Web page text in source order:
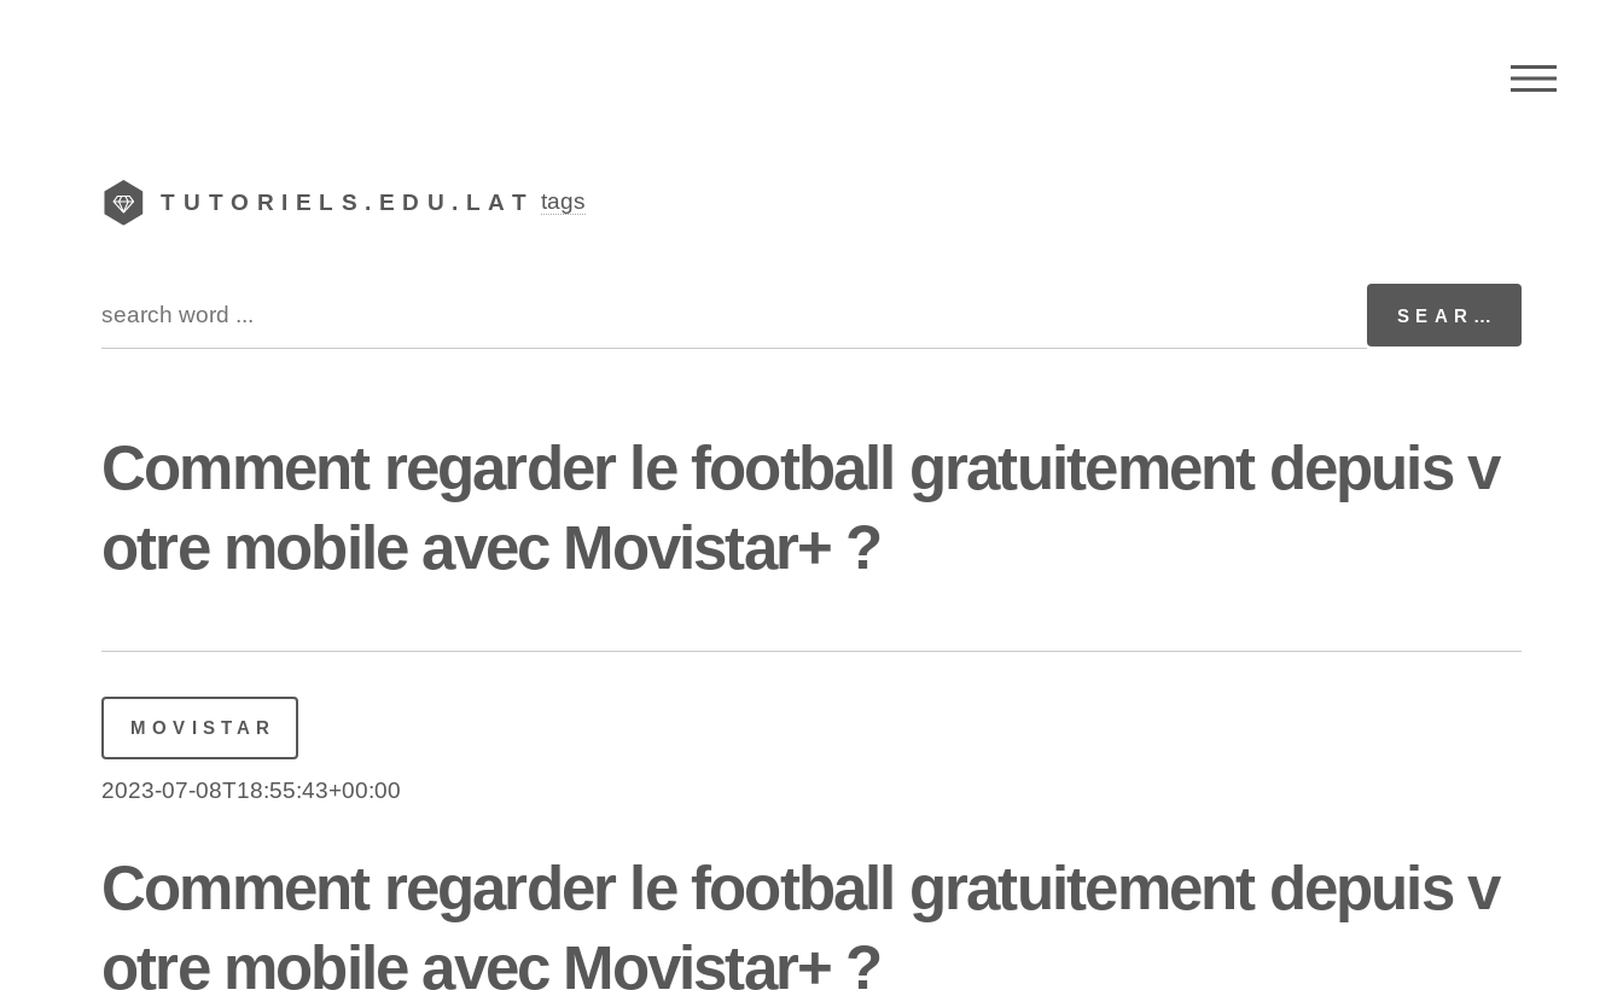
TUTORIELS.EDU.LAT tags
Comment regarder le football gratuitement depuis v
otre mobile avec Movistar+ ?
MOVISTAR
2023-07-08T18:55:43+00:00
Comment regarder le football gratuitement depuis v
otre mobile avec Movistar+ ?